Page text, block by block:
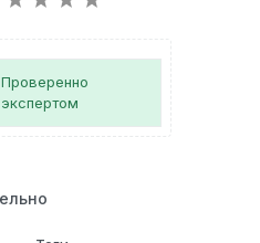
Проверенно
экспертом